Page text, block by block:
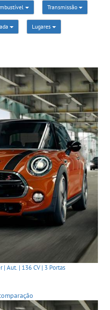
Transmissão
Lugares
| Aut. | 136 CV | 3 Portas